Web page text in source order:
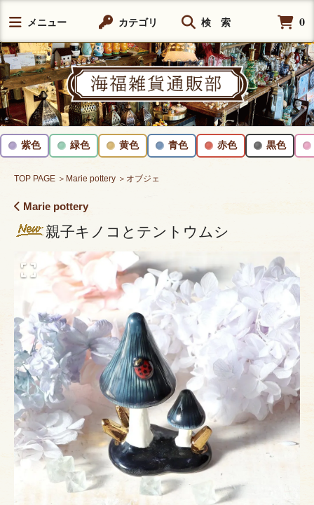
メニュー カテゴリ 検 索 0
紫色 緑色 黄色 青色 赤色 黒色
TOP PAGE ＞Marie pottery ＞オブジェ
Marie pottery
親子キノコとテントウムシ